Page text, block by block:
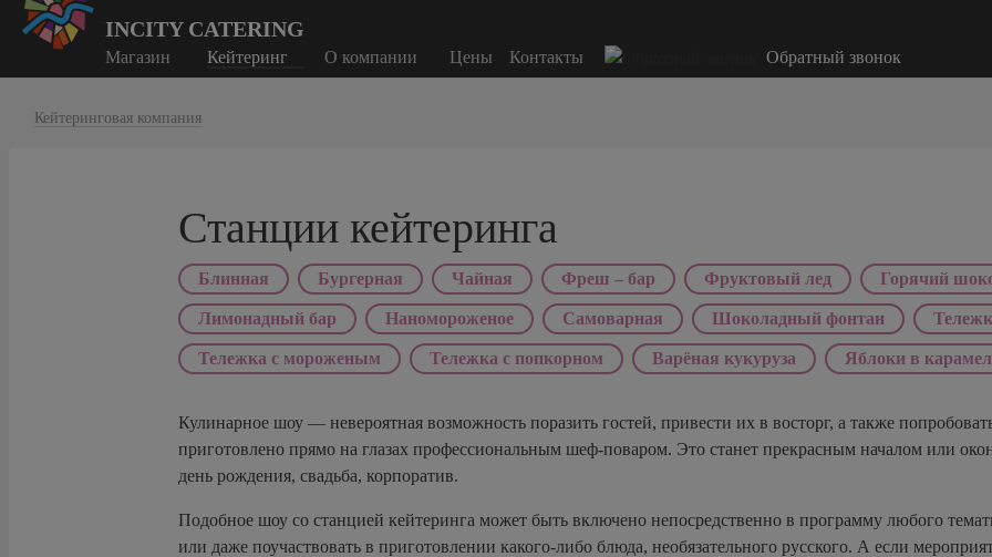
INCITY CATERING
Магазин Кейтеринг О компании Цены Контакты Обратный звонок
Кейтеринговая компания
Станции кейтеринга
Блинная Бургерная Чайная Фреш – бар Фруктовый лед Горячий
Лимонадный бар Наномороженое Самоварная Шоколадный фонтан
Тележка с мороженым Тележка с попкорном Варёная кукуруза Яблоки в
Кулинарное шоу — невероятная возможность поразить гостей, привести их в восторг, а также
приготовлено прямо на глазах профессиональным шеф-поваром. Это станет прекрасным началом или
день рождения, свадьба, корпоратив.
Подобное шоу со станцией кейтеринга может быть включено непосредственно в программу любого
или даже поучаствовать в приготовлении какого-либо блюда, необязательного русского. А если